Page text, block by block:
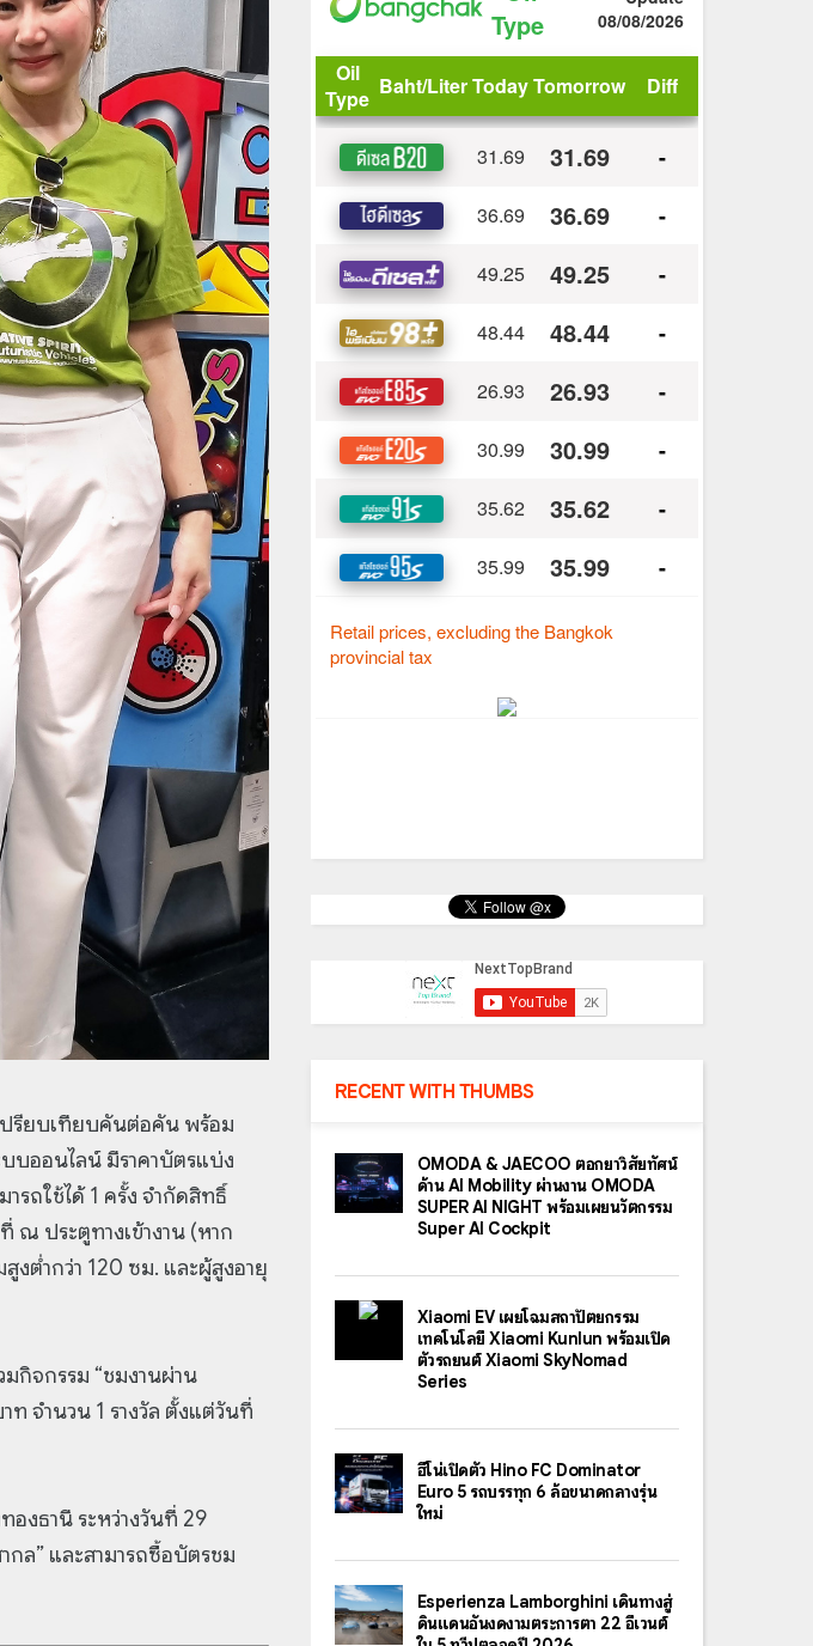
ปรียบเทียบคันต่อคัน พร้อม
บออนไลน์ มีราคาบัตรแบ่ง
รถใช้ได้ 1 ครั้ง ​จำกัดสิทธิ์
ณ ประตูทางเข้างาน (หาก
งต่ำกว่า 120 ซม. และผู้สูงอายุ
กิจกรรม “ชมงานผ่าน
ท จำนวน 1 รางวัล ตั้งแต่วันที่
องธานี ระหว่างวันที่ 29
กล” และสามารถซื้อบัตรชม
RECENT WITH THUMBS
OMODA & JAECOO ตอกย้ำวิสัยทัศน์
ด้าน AI Mobility ผ่านงาน OMODA
SUPER AI NIGHT พร้อมเผยนวัตกรรม
Super AI Cockpit
Xiaomi EV เผยโฉมสถาปัตยกรรม
เทคโนโลยี Xiaomi Kunlun พร้อมเปิด
ตัวรถยนต์ Xiaomi SkyNomad
Series
ฮีโน่เปิดตัว Hino FC Dominator
Euro 5 รถบรรทุก 6 ล้อขนาดกลางรุ่น
ใหม่
Esperienza Lamborghini เดินทางสู่
ดินแดนอันงดงามตระการตา 22 อีเวนต์